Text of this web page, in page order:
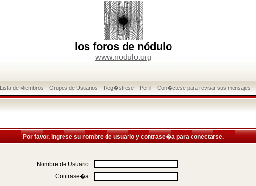
los foros de nódulo
www.nodulo.org
Lista de Miembros Grupos de Usuarios Reg�strese Perfil Con�ctese para revisar sus mensajes
Por favor, ingrese su nombre de usuario y contrase�a para conectarse.
Nombre de Usuario:
Contrase�a: